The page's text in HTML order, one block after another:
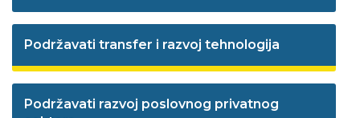
Podržavati transfer i razvoj tehnologija
Podržavati razvoj poslovnog privatnog